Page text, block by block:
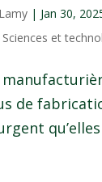
| Jan 30,
Sciences et
de